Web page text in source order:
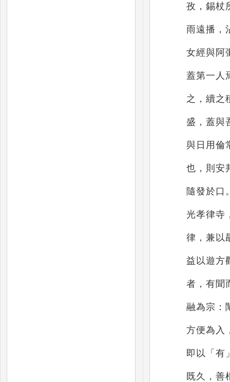
孜，錫杖
雨遠播，
女經與阿
蓋第一人
之，續之
盛，蓋與
與日 用倫
也，則安
隨發於口
光孝律寺
律，兼以
益以遊方
者，有聞
融為宗
方便為 入
即 以「有
既久，善